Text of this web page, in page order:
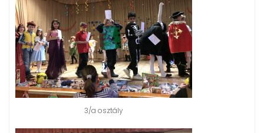
3/a osztály